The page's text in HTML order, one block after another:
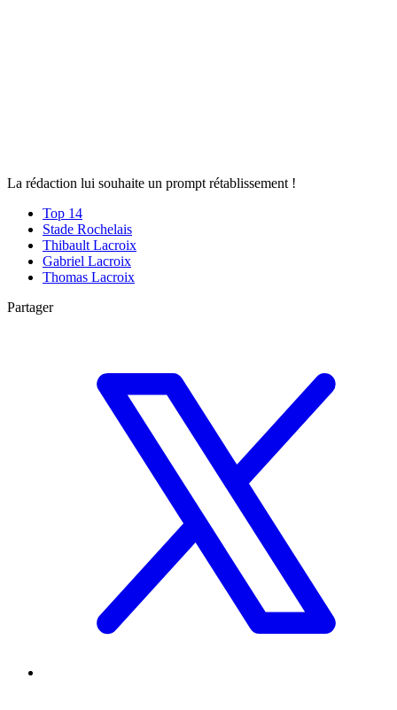
La rédaction lui souhaite un prompt rétablissement !
Top 14
Stade Rochelais
Thibault Lacroix
Gabriel Lacroix
Thomas Lacroix
Partager